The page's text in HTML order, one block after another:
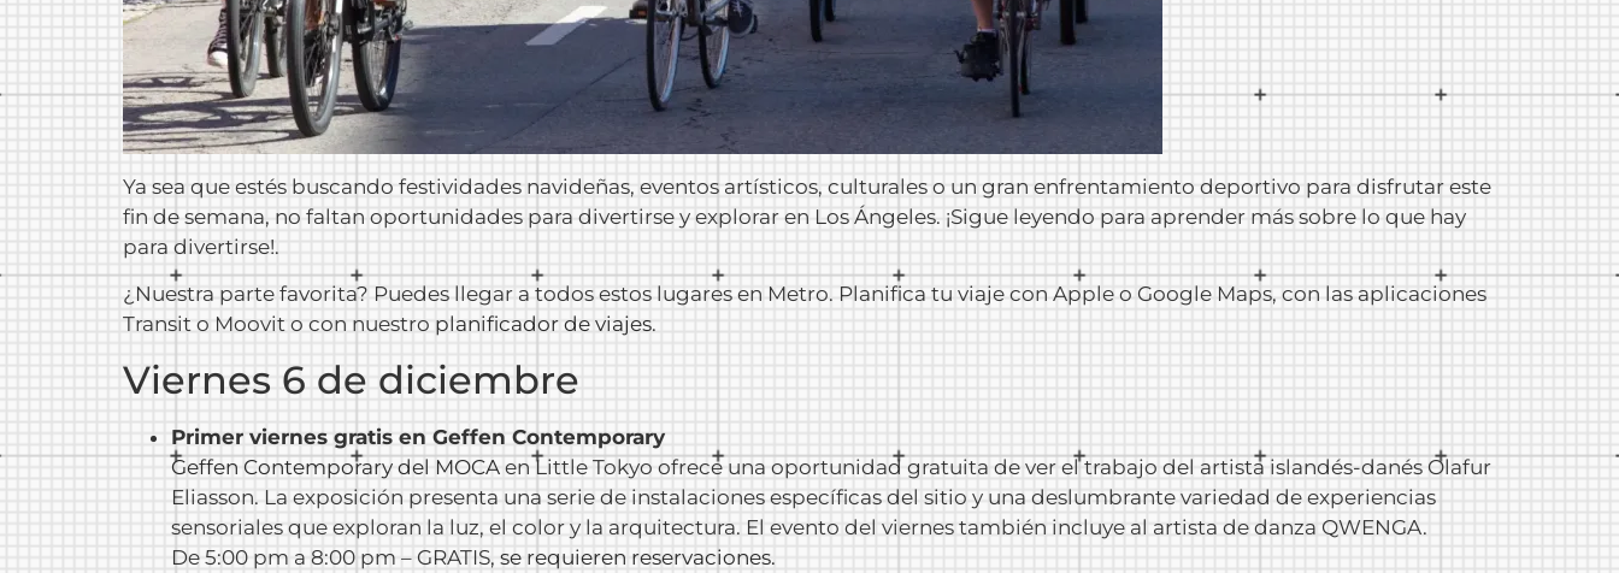
Ya sea que estés buscando festividades navideñas, eventos artísticos, culturales o un gran enfrentamiento deportivo para disfrutar este
fin de semana, no faltan oportunidades para divertirse y explorar en Los Ángeles. ¡Sigue leyendo para aprender más sobre lo que hay
para divertirse!.
¿Nuestra parte favorita? Puedes llegar a todos estos lugares en Metro. Planifica tu viaje con Apple o Google Maps, con las aplicaciones
Transit o Moovit o con nuestro planificador de viajes.
Viernes 6 de diciembre
Primer viernes gratis en Geffen Contemporary
Geffen Contemporary del MOCA en Little Tokyo ofrece una oportunidad gratuita de ver el trabajo del artista islandés-danés Olafur
Eliasson. La exposición presenta una serie de instalaciones específicas del sitio y una deslumbrante variedad de experiencias
sensoriales que exploran la luz, el color y la arquitectura. El evento del viernes también incluye al artista de danza QWENGA.
De 5:00 pm a 8:00 pm – GRATIS, se requieren reservaciones.